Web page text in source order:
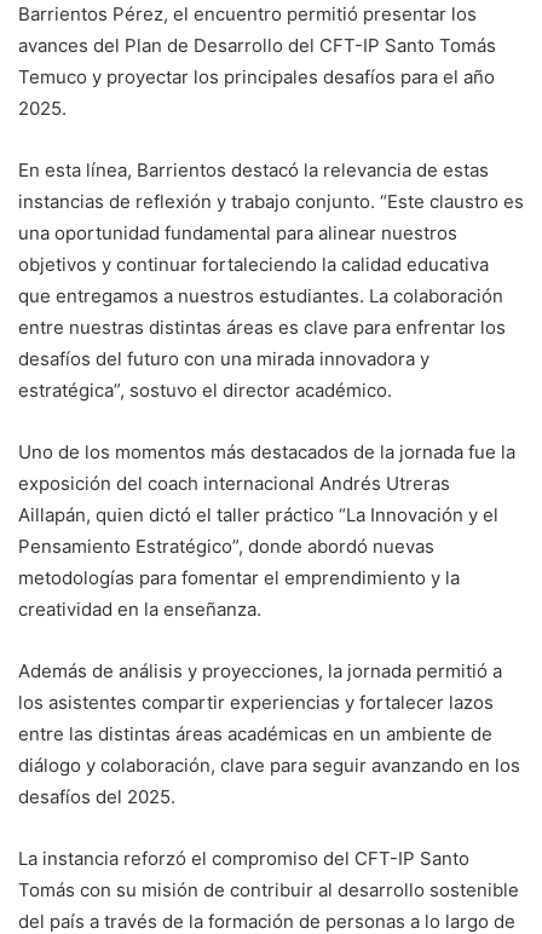
Barrientos Pérez, el encuentro permitió presentar los
avances del Plan de Desarrollo del CFT-IP Santo Tomás
Temuco y proyectar los principales desafíos para el año
2025.
En esta línea, Barrientos destacó la relevancia de estas
instancias de reflexión y trabajo conjunto. “Este claustro es
una oportunidad fundamental para alinear nuestros
objetivos y continuar fortaleciendo la calidad educativa
que entregamos a nuestros estudiantes. La colaboración
entre nuestras distintas áreas es clave para enfrentar los
desafíos del futuro con una mirada innovadora y
estratégica”, sostuvo el director académico.
Uno de los momentos más destacados de la jornada fue la
exposición del coach internacional Andrés Utreras
Aillapán, quien dictó el taller práctico “La Innovación y el
Pensamiento Estratégico”, donde abordó nuevas
metodologías para fomentar el emprendimiento y la
creatividad en la enseñanza.
Además de análisis y proyecciones, la jornada permitió a
los asistentes compartir experiencias y fortalecer lazos
entre las distintas áreas académicas en un ambiente de
diálogo y colaboración, clave para seguir avanzando en los
desafíos del 2025.
La instancia reforzó el compromiso del CFT-IP Santo
Tomás con su misión de contribuir al desarrollo sostenible
del país a través de la formación de personas a lo largo de